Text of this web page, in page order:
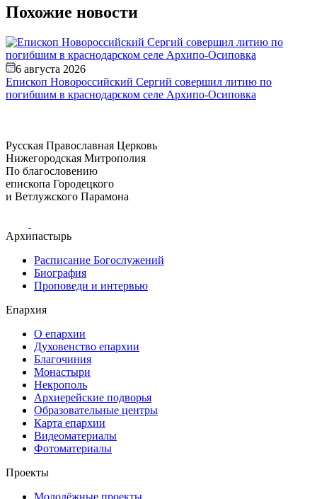
Похожие новости
6 августа 2026
Епископ Новороссийский Сергий совершил литию по
погибшим в краснодарском селе Архипо-Осиповка
Русская Православная Церковь
Нижегородская Митрополия
По благословению
епископа Городецкого
и Ветлужского Парамона
Архипастырь
Расписание Богослужений
Биография
Проповеди и интервью
Епархия
О епархии
Духовенство епархии
Благочиния
Монастыри
Некрополь
Архиерейские подворья
Образовательные центры
Карта епархии
Видеоматериалы
Фотоматериалы
Проекты
Молодёжные проекты